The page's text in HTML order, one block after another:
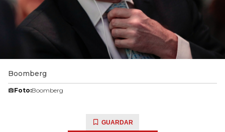
Boomberg
Foto:Boomberg
GUARDAR